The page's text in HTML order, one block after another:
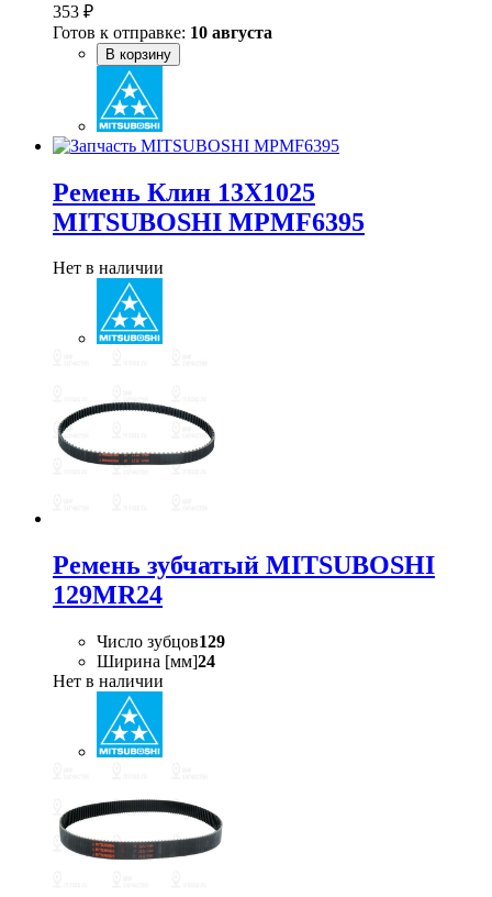
353 ₽
Готов к отправке: 10 августа
В корзину
Ремень Клин 13X1025
MITSUBOSHI MPMF6395
Нет в наличии
Ремень зубчатый MITSUBOSHI
129MR24
Число зубцов129
Ширина [мм]24
Нет в наличии